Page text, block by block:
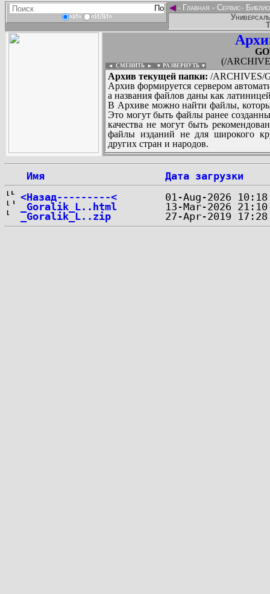
«И» «ИЛИ»
◄- Главная - Сервис-
(/
◄ СМЕНИТЬ ► ▼ РАЗВЕРНУТЬ ▼
Архив текущей папки: /ARCHIVES/
Архив формируется сервером
а названия файлов даны как
В Архиве можно найти файлы,
Это могут быть файлы ранее
качества не могут быть
файлы изданий не для широкого
других стран и народов.
Имя
Дата загрузки
<Назад---------<
_Goralik_L..html
_Goralik_L..zip